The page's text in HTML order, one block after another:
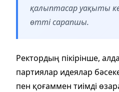
қалыптасар уақыты
өтті сарапшы.
Ректордың пікірінше,
партиялар идеялар
пен қоғаммен тиімді